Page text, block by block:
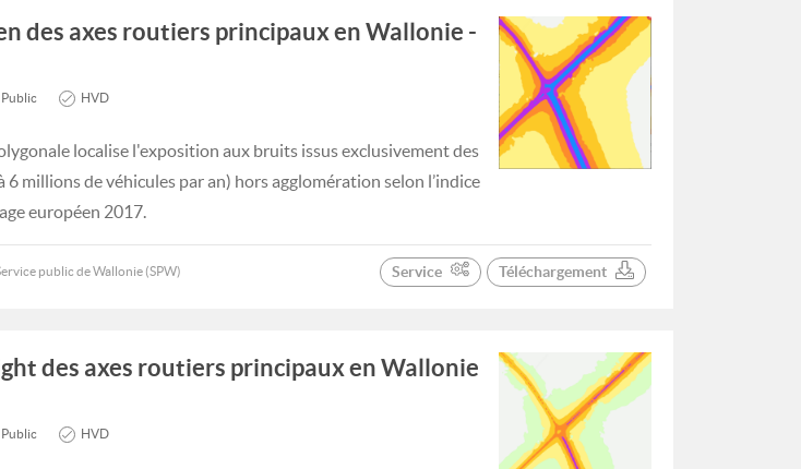
des axes routiers principaux en Wallonie -
Public HVD
localise l'exposition aux bruits issus exclusivement des
millions de véhicules par an) hors agglomération selon l’indice
européen 2017.
public de Wallonie (SPW) Service Téléchargement
des axes routiers principaux en Wallonie
Public HVD